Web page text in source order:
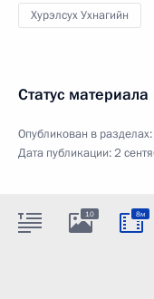
Хурэлсух Ухнагийн
Статус материала
Опубликован в разделах:
Дата публикации:2
10 8м